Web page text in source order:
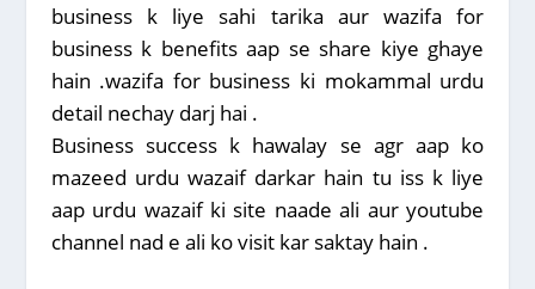
business k liye sahi tarika aur wazifa for
business k benefits aap se share kiye ghaye
hain .wazifa for business ki mokammal urdu
detail nechay darj hai .
Business success k hawalay se agr aap ko
mazeed urdu wazaif darkar hain tu iss k liye
aap urdu wazaif ki site naade ali aur youtube
channel nad e ali ko visit kar saktay hain .